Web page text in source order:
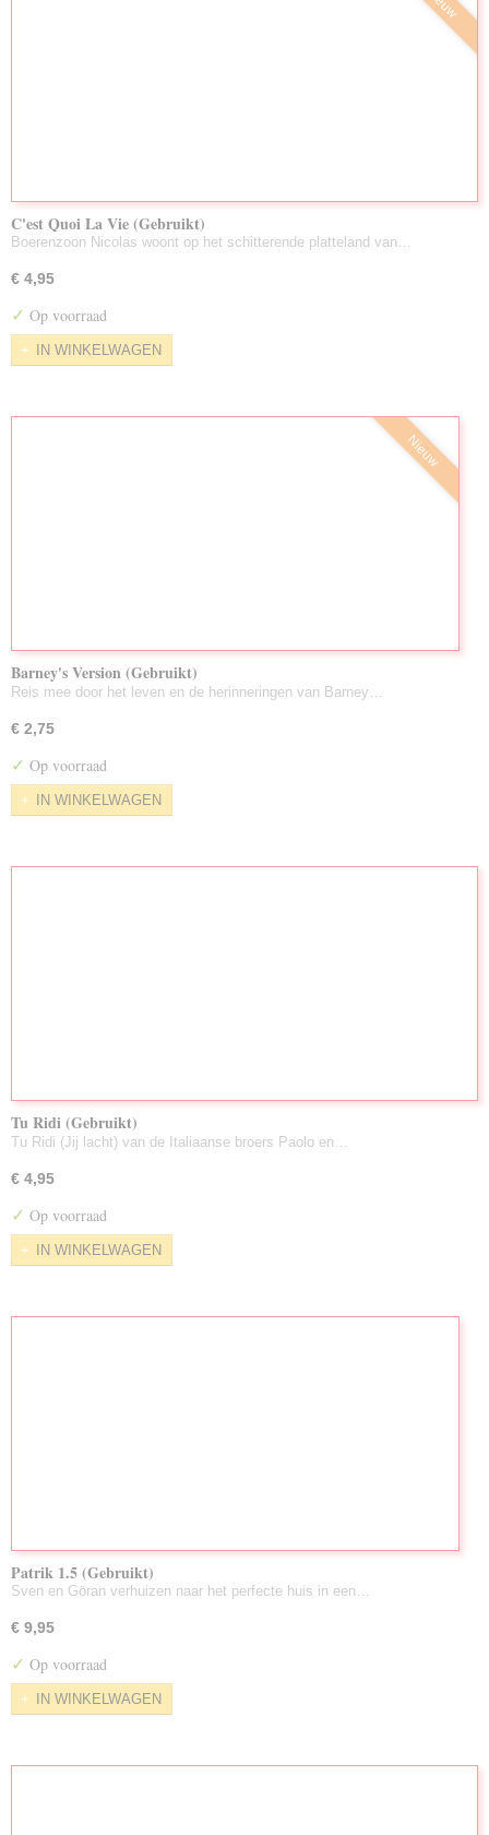
C'est Quoi La Vie (Gebruikt)
Boerenzoon Nicolas woont op het schitterende platteland van…
€ 4,95
✓ Op voorraad
IN WINKELWAGEN
Nieuw
Barney's Version (Gebruikt)
Reis mee door het leven en de herinneringen van Barney…
€ 2,75
✓ Op voorraad
IN WINKELWAGEN
Tu Ridi (Gebruikt)
Tu Ridi (Jij lacht) van de Italiaanse broers Paolo en…
€ 4,95
✓ Op voorraad
IN WINKELWAGEN
Patrik 1.5 (Gebruikt)
Sven en Göran verhuizen naar het perfecte huis in een…
€ 9,95
✓ Op voorraad
IN WINKELWAGEN